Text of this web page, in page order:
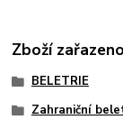
Zboží
BELETRIE
Zahraniční